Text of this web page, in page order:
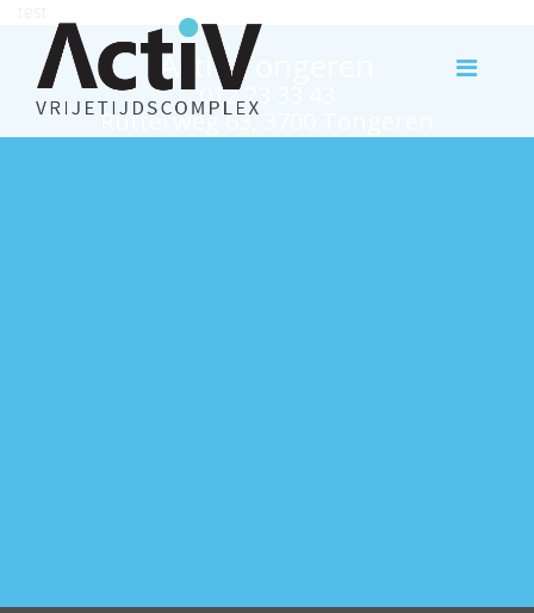
Activ Tongeren
012 23 33 43
Rutterweg 63, 3700 Tongeren